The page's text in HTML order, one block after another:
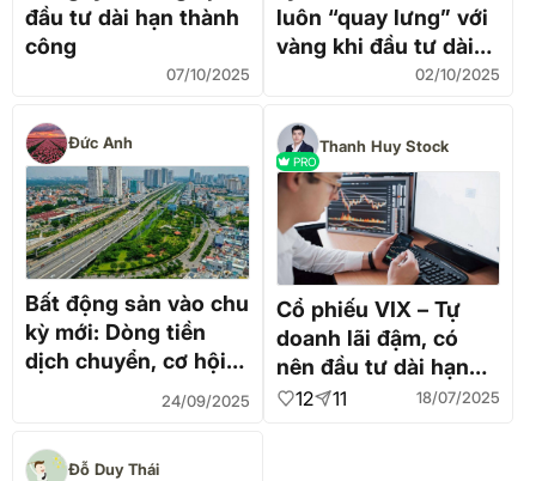
đầu tư dài hạn thành
công
07/10/2025
luôn “quay lưng” với
vàng khi đầu tư dài
02/10/2025
Đức Anh
Bất động sản vào chu
kỳ mới: Dòng tiền
dịch chuyển, cơ hội
lớn cho nhà đầu tư
24/09/2025
PRO
Thanh Huy Stock
Cổ phiếu VIX – Tự
doanh lãi đậm, có
nên đầu tư dài hạn
thời điểm này?
12 11 18/07/2025
Đỗ Duy Thái